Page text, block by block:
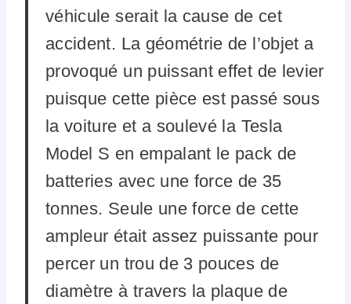
véhicule serait la cause de cet
accident. La géométrie de l’objet a
provoqué un puissant effet de levier
puisque cette pièce est passé sous
la voiture et a soulevé la Tesla
Model S en empalant le pack de
batteries avec une force de 35
tonnes. Seule une force de cette
ampleur était assez puissante pour
percer un trou de 3 pouces de
diamètre à travers la plaque de